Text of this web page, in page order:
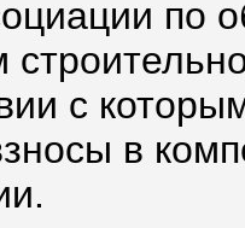
по
с
в